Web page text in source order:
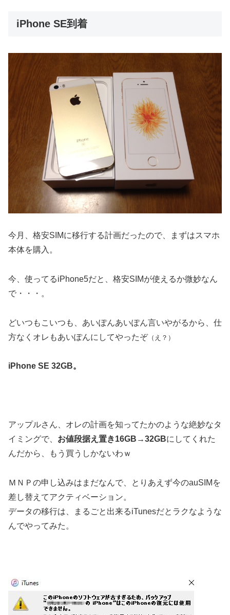
iPhone SE到着
今月、格安SIMに移行する計画だったので、まずはスマホ
本体を購入。
今、使ってるiPhone5だと、格安SIMが使えるか微妙なん
で・・・。
どいつもこいつも、あいぽんあいぽん言いやがるから、仕
方なくオレもあいぽんにしてやったぞ（え？）
iPhone SE 32GB。
アップルさん、オレの計画を知ってたかのような絶妙なタ
イミングで、 お値段据え置き16GB→32GBにしてくれた
んだから、もう買うしかないわｗ
ＭＮＰの申し込みはまだなんで、とりあえず今のauSIMを
差し替えてアクティベーション。
データの移行は、まるごと出来るiTunesだとラクなような
んでやってみた。